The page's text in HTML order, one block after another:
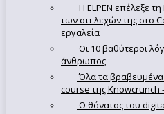
Η ELPEN επέλεξε
των στελεχών της στο
εργαλεία
Οι 10 βαθύτεροι
άνθρωπος
Όλα τα
course της Knowcrunch
Ο θάνατος του